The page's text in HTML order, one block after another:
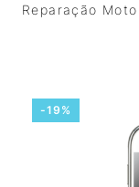
Reparação
-19%